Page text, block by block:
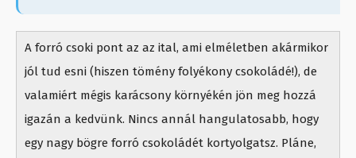
A forró csoki pont az az ital, ami elméletben akármikor
jól tud esni (hiszen tömény folyékony csokoládé!), de
valamiért mégis karácsony környékén jön meg hozzá
igazán a kedvünk. Nincs annál hangulatosabb, hogy
egy nagy bögre forró csokoládét kortyolgatsz. Pláne,